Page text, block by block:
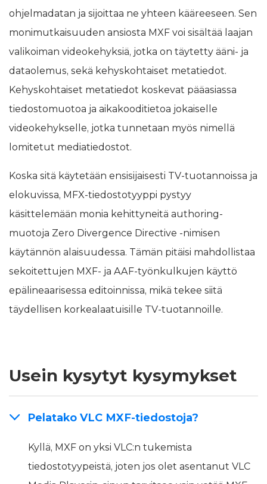
ohjelmadatan ja sijoittaa ne yhteen kääreeseen. Sen
monimutkaisuuden ansiosta MXF voi sisältää laajan
valikoiman videokehyksiä, jotka on täytetty ääni- ja
dataolemus, sekä kehyskohtaiset metatiedot.
Kehyskohtaiset metatiedot koskevat pääasiassa
tiedostomuotoa ja aikakooditietoa jokaiselle
videokehykselle, jotka tunnetaan myös nimellä
lomitetut mediatiedostot.
Koska sitä käytetään ensisijaisesti TV-tuotannoissa ja
elokuvissa, MFX-tiedostotyyppi pystyy
käsittelemään monia kehittyneitä authoring-
muotoja Zero Divergence Directive -nimisen
käytännön alaisuudessa. Tämän pitäisi mahdollistaa
sekoitettujen MXF- ja AAF-työnkulkujen käyttö
epälineaarisessa editoinnissa, mikä tekee siitä
täydellisen korkealaatuisille TV-tuotannoille.
Usein kysytyt kysymykset
Pelatako VLC MXF-tiedostoja?
Kyllä, MXF on yksi VLC:n tukemista
tiedostotyypeistä, joten jos olet asentanut VLC